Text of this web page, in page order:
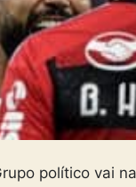
político vai